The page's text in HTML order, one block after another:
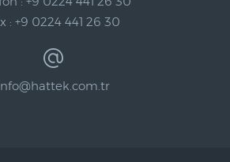
: +9 0224 441 26 30